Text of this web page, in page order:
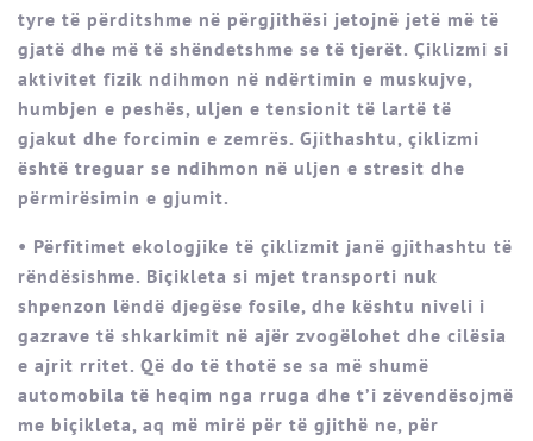
tyre të përditshme në përgjithësi jetojnë jetë më të
gjatë dhe më të shëndetshme se të tjerët. Çiklizmi si
aktivitet fizik ndihmon në ndërtimin e muskujve,
humbjen e peshës, uljen e tensionit të lartë të
gjakut dhe forcimin e zemrës. Gjithashtu, çiklizmi
është treguar se ndihmon në uljen e stresit dhe
përmirësimin e gjumit.
• Përfitimet ekologjike të çiklizmit janë gjithashtu të
rëndësishme. Biçikleta si mjet transporti nuk
shpenzon lëndë djegëse fosile, dhe kështu niveli i
gazrave të shkarkimit në ajër zvogëlohet dhe cilësia
e ajrit rritet. Që do të thotë se sa më shumë
automobila të heqim nga rruga dhe t’i zëvendësojmë
me biçikleta, aq më mirë për të gjithë ne, për